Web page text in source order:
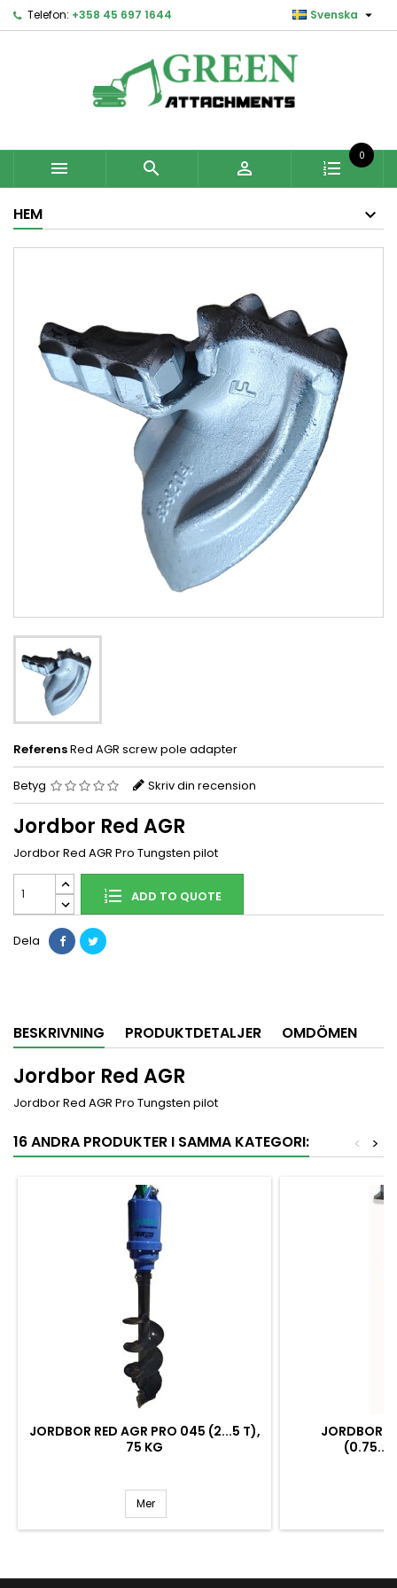
Telefon: +358 45 697 1644 Svenska 
  
0
HEM
ReferensRed AGR screw pole adapter
Betyg Skriv din recension
Jordbor Red AGR
Jordbor Red AGR Pro Tungsten pilot
ADD TO QUOTE
Dela
BESKRIVNING PRODUKTDETALJER OMDÖMEN
Jordbor Red AGR
Jordbor Red AGR Pro Tungsten pilot
16 ANDRA PRODUKTER I SAMMA KATEGORI: >
<
JORDBOR RED AGR PRO 045 (2...5 T),
75 KG
Mer
JORDBOR